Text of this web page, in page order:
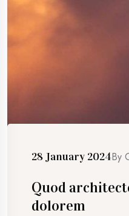
28 January 2024By
Quod
dolorem